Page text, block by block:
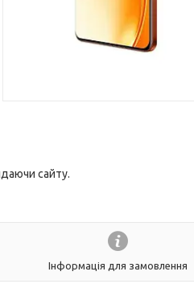
сайту.
Інформація для замовлення